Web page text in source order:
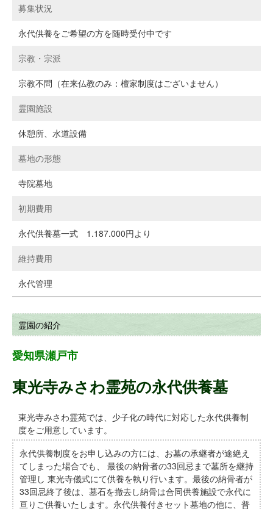
募集状況
永代供養をご希望の方を随時受付中です
宗教・宗派
宗教不問（在来仏教のみ：檀家制度はございません）
霊園施設
休憩所、水道設備
墓地の形態
寺院墓地
初期費用
永代供養墓一式 1.187.000円より
維持費用
永代管理
霊園の紹介
愛知県瀬戸市
東光寺みさわ霊苑の永代供養墓
東光寺みさわ霊苑では、少子化の時代に対応した永代供養制
度をご用意しています。
永代供養制度をお申し込みの方には、お墓の承継者が途絶え
てしまった場合でも、 最後の納骨者の33回忌まで墓所を継持
管理し 東光寺儀式にて供養を執り行います。最後の納骨者が
33回忌終了後は、墓石を撤去し納骨は合同供養施設で永代に
亘りご供養いたします。永代供養付きセット墓地の他に、普